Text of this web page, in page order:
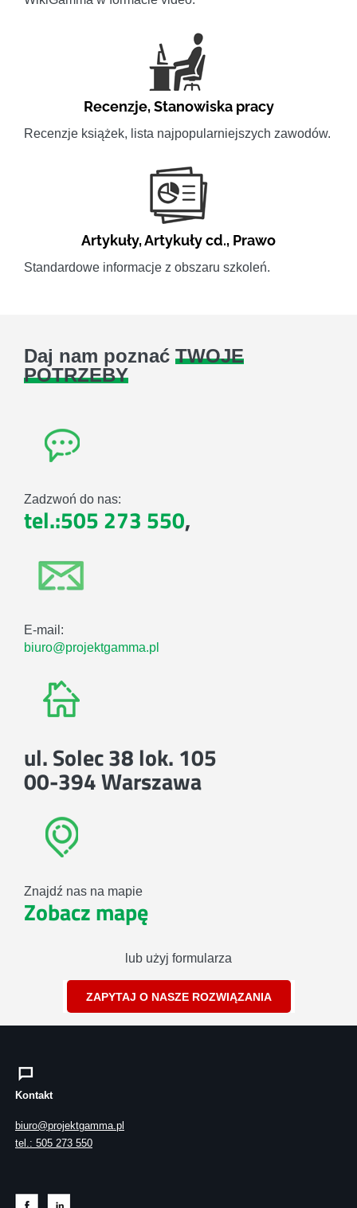
Recenzje,Stanowiska pracy
Recenzje książek, lista najpopularniejszych zawodów.
Artykuły,Artykuły cd., Prawo
Standardowe informacje z obszaru szkoleń.
Daj nam poznać TWOJE
POTRZEBY
Zadzwoń do nas:
tel.:505 273 550,
E-mail:
biuro@projektgamma.pl
ul. Solec 38 lok. 105
00-394 Warszawa
Znajdź nas na mapie
Zobacz mapę
lub użyj formularza
ZAPYTAJ O NASZE ROZWIĄZANIA
Kontakt
biuro@projektgamma.pl
tel.: 505 273 550